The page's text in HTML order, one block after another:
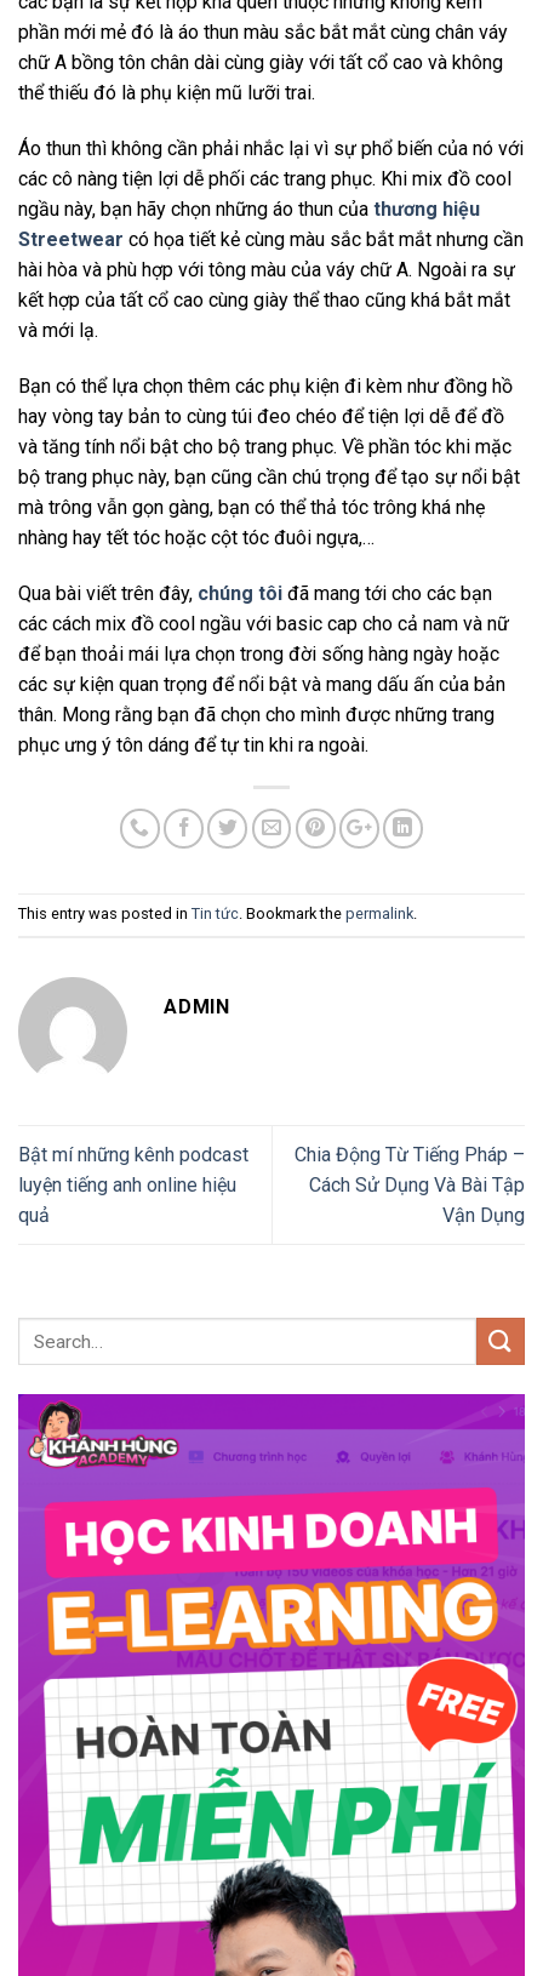
phần mới mẻ đó là áo thun màu sắc bắt mắt cùng chân váy
chữ A bồng tôn chân dài cùng giày với tất cổ cao và không
thể thiếu đó là phụ kiện mũ lưỡi trai.
Áo thun thì không cần phải nhắc lại vì sự phổ biến của nó với
các cô nàng tiện lợi dễ phối các trang phục. Khi mix đồ cool
ngầu này, bạn hãy chọn những áo thun của thương hiệu
Streetwear có họa tiết kẻ cùng màu sắc bắt mắt nhưng cần
hài hòa và phù hợp với tông màu của váy chữ A. Ngoài ra sự
kết hợp của tất cổ cao cùng giày thể thao cũng khá bắt mắt
và mới lạ.
Bạn có thể lựa chọn thêm các phụ kiện đi kèm như đồng hồ
hay vòng tay bản to cùng túi đeo chéo để tiện lợi dễ để đồ
và tăng tính nổi bật cho bộ trang phục. Về phần tóc khi mặc
bộ trang phục này, bạn cũng cần chú trọng để tạo sự nổi bật
mà trông vẫn gọn gàng, bạn có thể thả tóc trông khá nhẹ
nhàng hay tết tóc hoặc cột tóc đuôi ngựa,…
Qua bài viết trên đây, chúng tôi đã mang tới cho các bạn
các cách mix đồ cool ngầu với basic cap cho cả nam và nữ
để bạn thoải mái lựa chọn trong đời sống hàng ngày hoặc
các sự kiện quan trọng để nổi bật và mang dấu ấn của bản
thân. Mong rằng bạn đã chọn cho mình được những trang
phục ưng ý tôn dáng để tự tin khi ra ngoài.
This entry was posted in Tin tức. Bookmark the permalink.
ADMIN
Bật mí những kênh podcast
luyện tiếng anh online hiệu
quả
Chia Động Từ Tiếng Pháp –
Cách Sử Dụng Và Bài Tập
Vận Dụng